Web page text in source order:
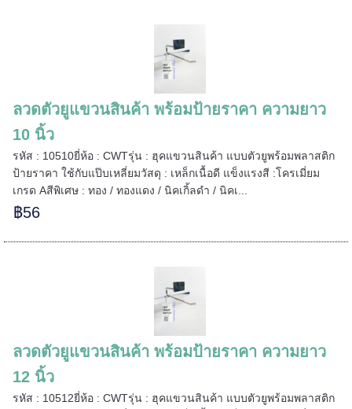
ลวดตัวยูแขวนสินค้า พร้อมป้ายราคา ความยาว
10 นิ้ว
รหัส : 10510ยี่ห้อ : CWTรุ่น : ฮุคแขวนสินค้า แบบตัวยูพร้อมพลาสติก
ป้ายราคา ใช้กับแป๊บเหลี่ยมวัสดุ : เหล็กเนื้อดี แข็งแรงสี :โครเมี่ยม
เกรด Aสีพิเศษ : ทอง / ทองแดง / นิคเกิ้ลดำ / นิคเ...
฿56
ลวดตัวยูแขวนสินค้า พร้อมป้ายราคา ความยาว
12 นิ้ว
รหัส : 10512ยี่ห้อ : CWTรุ่น : ฮุคแขวนสินค้า แบบตัวยูพร้อมพลาสติก